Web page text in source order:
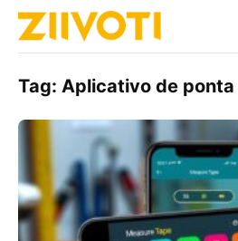
Tag: Aplicativo de ponta